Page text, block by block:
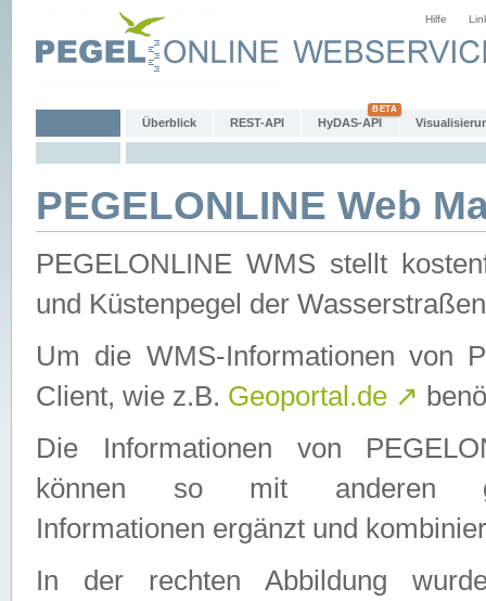
Hilfe
Überblick REST-API HyDAS-API
PEGELONLINE Web
PEGELONLINE WMS stellt
und Küstenpegel der
Um die WMS-Informationen von
Client, wie z.B. Geoportal.de ↗
Die Informationen von
können so mit anderen
Informationen ergänzt und
In der rechten Abbildung